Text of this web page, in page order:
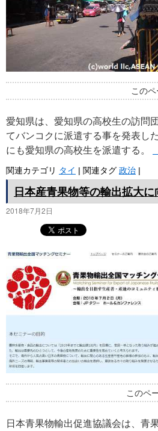
この
愛知県は、愛知県の高校生の訪問
てバンコクに派遣する事を発表し
にも愛知県の高校生を派遣する。
関連カテゴリ タイ | 関連タグ 政治 |
日本産青果物等の輸出拡大
2018年7月2日
このペ
日本青果物輸出促進協議会は、青